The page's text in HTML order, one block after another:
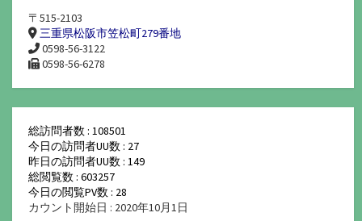
〒515-2103
三重県松阪市笠松町279番地
0598-56-3122
0598-56-6278
総訪問者数 : 108501
今日の訪問者UU数 : 27
昨日の訪問者UU数 : 149
総閲覧数 : 603257
今日の閲覧PV数 : 28
カウント開始日 : 2020年10月1日